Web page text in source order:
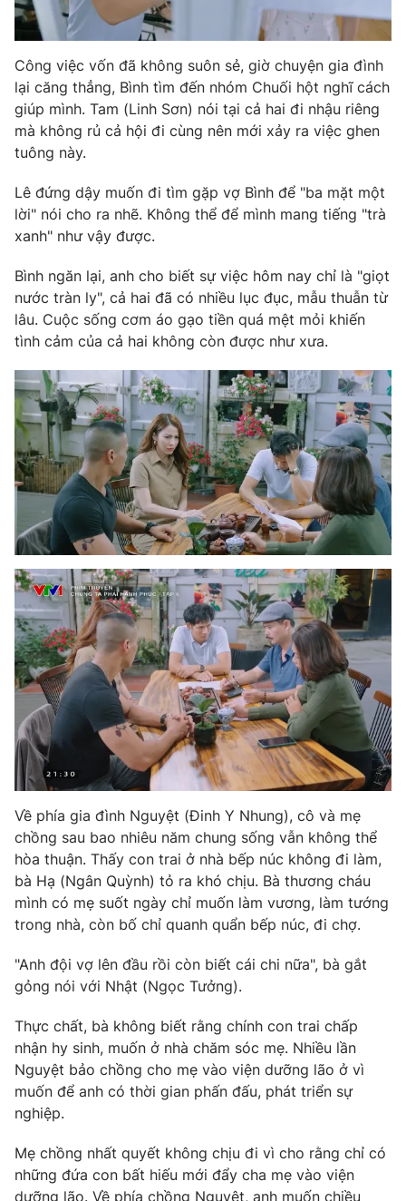
Công việc vốn đã không suôn sẻ, giờ chuyện gia đình
lại căng thẳng, Bình tìm đến nhóm Chuối hột nghĩ cách
giúp mình. Tam (Linh Sơn) nói tại cả hai đi nhậu riêng
mà không rủ cả hội đi cùng nên mới xảy ra việc ghen
tuông này.
Lê đứng dậy muốn đi tìm gặp vợ Bình để "ba mặt một
lời" nói cho ra nhẽ. Không thể để mình mang tiếng "trà
xanh" như vậy được.
Bình ngăn lại, anh cho biết sự việc hôm nay chỉ là "giọt
nước tràn ly", cả hai đã có nhiều lục đục, mẫu thuẫn từ
lâu. Cuộc sống cơm áo gạo tiền quá mệt mỏi khiến
tình cảm của cả hai không còn được như xưa.
Về phía gia đình Nguyệt (Đinh Y Nhung), cô và mẹ
chồng sau bao nhiêu năm chung sống vẫn không thể
hòa thuận. Thấy con trai ở nhà bếp núc không đi làm,
bà Hạ (Ngân Quỳnh) tỏ ra khó chịu. Bà thương cháu
mình có mẹ suốt ngày chỉ muốn làm vương, làm tướng
trong nhà, còn bố chỉ quanh quẩn bếp núc, đi chợ.
"Anh đội vợ lên đầu rồi còn biết cái chi nữa", bà gắt
gỏng nói với Nhật (Ngọc Tưởng).
Thực chất, bà không biết rằng chính con trai chấp
nhận hy sinh, muốn ở nhà chăm sóc mẹ. Nhiều lần
Nguyệt bảo chồng cho mẹ vào viện dưỡng lão ở vì
muốn để anh có thời gian phấn đấu, phát triển sự
nghiệp.
Mẹ chồng nhất quyết không chịu đi vì cho rằng chỉ có
những đứa con bất hiếu mới đẩy cha mẹ vào viện
dưỡng lão. Về phía chồng Nguyệt, anh muốn chiều